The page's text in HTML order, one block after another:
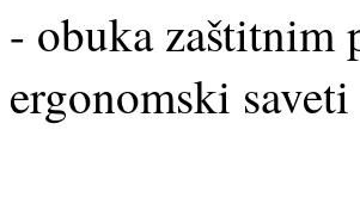
- obuka zaštitnim
ergonomski saveti